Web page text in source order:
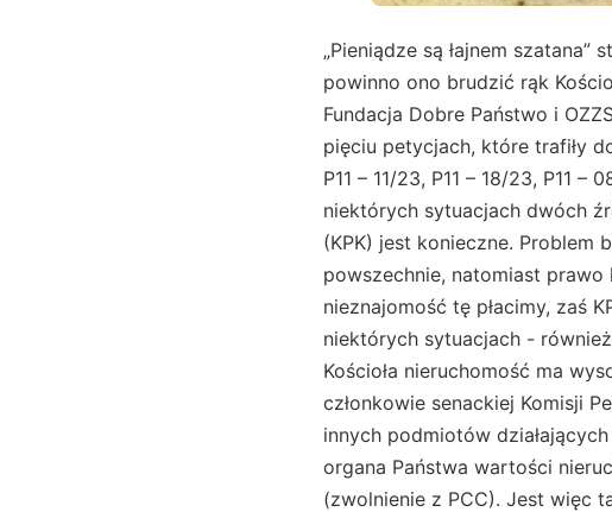
„Pieniądze są łajnem
powinno ono brudzić rąk
Fundacja Dobre Państwo i
pięciu petycjach, które trafiły
P11 – 11/23, P11 – 18/23, P11
niektórych sytuacjach dwóch
(KPK) jest konieczne. Problem
powszechnie, natomiast prawo
nieznajomość tę płacimy, zaś
niektórych sytuacjach -
Kościoła nieruchomość ma
członkowie senackiej Komisji
innych podmiotów
organa Państwa wartości
(zwolnienie z PCC). Jest więc